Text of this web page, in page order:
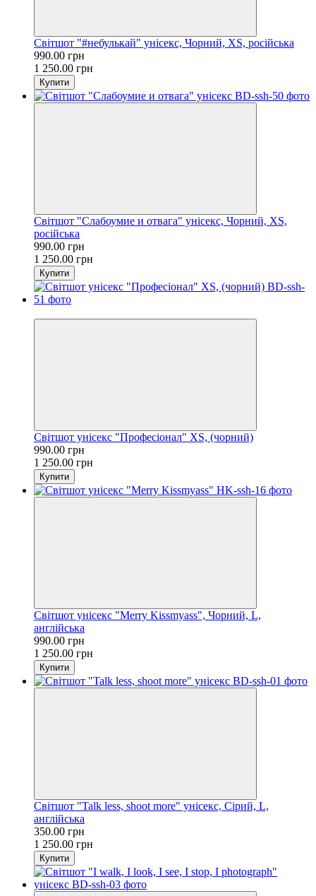
Світшот "#небулькай" унісекс, Чорний, XS, російська
990.00 грн
1 250.00 грн
Купити
Світшот "Слабоумие и отвага" унісекс, Чорний, XS,
російська
990.00 грн
1 250.00 грн
Купити
Світшот унісекс "Професіонал" XS, (чорний)
990.00 грн
1 250.00 грн
Купити
Світшот унісекс "Merry Kissmyass", Чорний, L,
англійська
990.00 грн
1 250.00 грн
Купити
Світшот "Talk less, shoot more" унісекс, Сірий, L,
англійська
350.00 грн
1 250.00 грн
Купити